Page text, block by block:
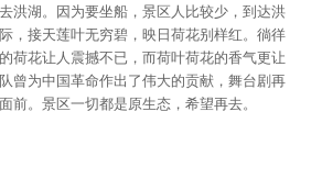
洪湖。因为要坐船，景区人比较少，到达洪
，接天莲叶无穷碧，映日荷花别样红。徜徉
荷花让人震撼不已，而荷叶荷花的香气更让
曾为中国革命作出了伟大的贡献，舞台剧再
前。景区一切都是原生态，希望再去。